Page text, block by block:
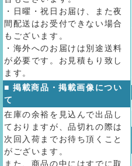
・日曜・祝日お届け、また夜
間配送はお受付できない場合
もございます。
・海外へのお届けは別途送料
が必要です。お見積もり致し
ます。
■ 掲載商品・掲載画像につい
て
在庫の余裕を見込んで出品し
ておりますが、品切れの際は
次回入荷までお待ち頂くこと
がございます。
また、商品の中にはすでに取